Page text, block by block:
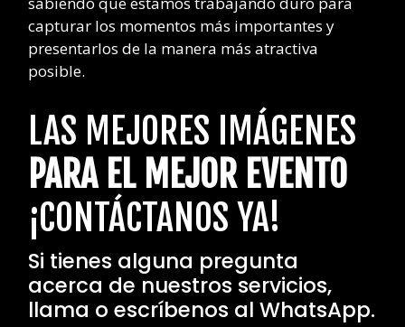
capturar los momentos más importantes y
presentarlos de la manera más atractiva
posible.
LAS MEJORES IMÁGENES
PARA EL MEJOR EVENTO
¡CONTÁCTANOS YA!
Si tienes alguna pregunta
acerca de nuestros servicios,
llama o escríbenos al WhatsApp.